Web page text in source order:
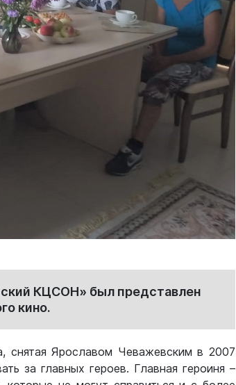
КЦСОН» был представлен
кино.
Ярославом Чеважевским в 2007
за главных героев. Главная героиня –